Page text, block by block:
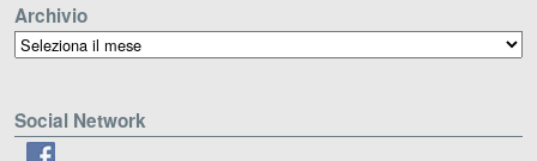
Archivio
Archivio
Social Network